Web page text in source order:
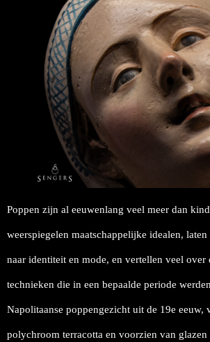
Poppen zijn al eeuwenlang veel meer dan
weerspiegelen maatschappelijke idealen,
naar identiteit en mode, en vertellen veel over
technieken die in een bepaalde periode
Napolitaanse poppengezicht uit de 19e eeuw,
polychroom terracotta en voorzien van